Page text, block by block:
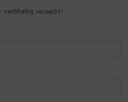
nachhaltig verpackt!